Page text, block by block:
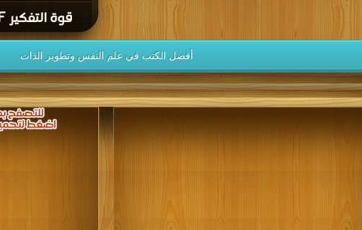
قوة التفكير PDF
أفضل الكتب في علم النفس وتطوير الذات